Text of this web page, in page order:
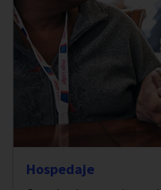
Hospedaje